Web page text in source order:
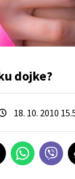
dojke?
18. 10. 2010